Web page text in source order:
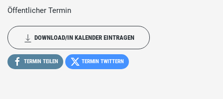
Öffentlicher Termin
DOWNLOAD/IN KALENDER EINTRAGEN
TERMIN TEILEN TERMIN TWITTERN